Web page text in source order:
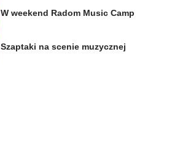
W weekend Radom Music Camp
Szaptaki na scenie muzycznej